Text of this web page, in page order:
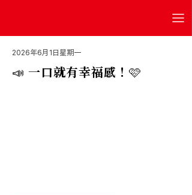
2026年6月1日星期一
📣 一口就有幸福感！🩷